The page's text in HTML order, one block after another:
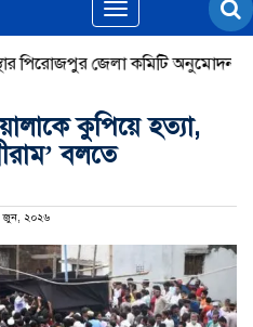
Toggle
navigation
জেলা কমিটি অনুমোদন
কুপিয়ে হত্যা,
বলতে
জুন, ২০২৬